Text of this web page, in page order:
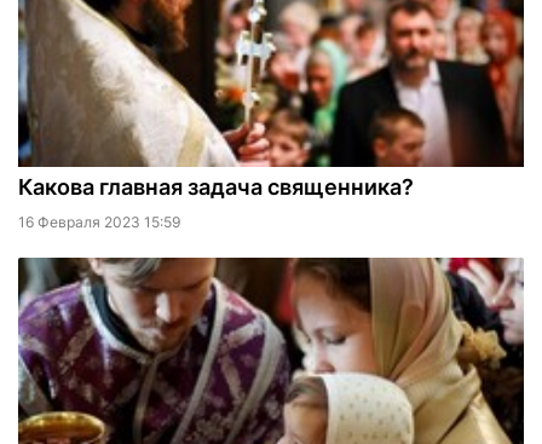
Какова главная задача священника?
16 Февраля 2023 15:59